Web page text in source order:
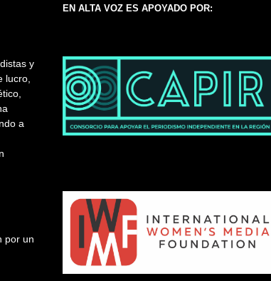
y
lucro,
a
por un
EN ALTA VOZ ES APOYADO POR: